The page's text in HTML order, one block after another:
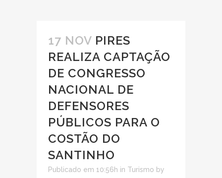
17 NOV PIRES
REALIZA CAPTAÇÃO
DE CONGRESSO
NACIONAL DE
DEFENSORES
PÚBLICOS PARA O
COSTÃO DO
SANTINHO
Publicado em 10:56h in Turismo by